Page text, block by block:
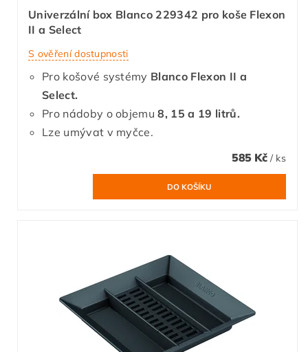
Univerzální box Blanco 229342 pro koše Flexon
II a Select
S ověření dostupnosti
Pro košové systémy Blanco Flexon II a
Select.
Pro nádoby o objemu8, 15 a 19 litrů.
Lze umývat v myčce.
585 Kč / ks